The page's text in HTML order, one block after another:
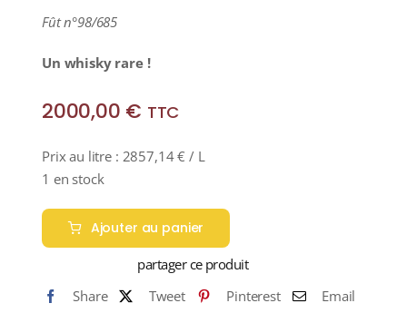
Fût n°98/685
Un whisky rare !
2000,00 € TTC
Prix au litre : 2857,14€ / L
1 en stock
Ajouter au panier
partager ce produit
Share
Tweet Pinterest Email